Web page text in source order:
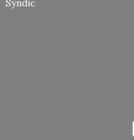
Syndic